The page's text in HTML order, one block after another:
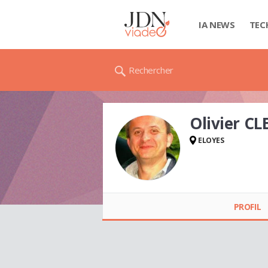
IA NEWS
Rechercher
Olivier
ELOYES
PROFIL